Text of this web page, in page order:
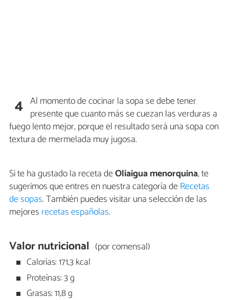
4 Al momento de cocinar la sopa se debe tener
presente que cuanto más se cuezan las verduras a
fuego lento mejor, porque el resultado será una sopa con
textura de mermelada muy jugosa.
Si te ha gustado la receta deOliaigua menorquina, te
sugerimos que entres en nuestra categoría deRecetas
de sopas. También puedes visitar una selección de las
mejores recetas españolas.
Valor nutricional (por comensal)
Calorías: 171,3 kcal
Proteínas: 3 g
Grasas: 11,8 g